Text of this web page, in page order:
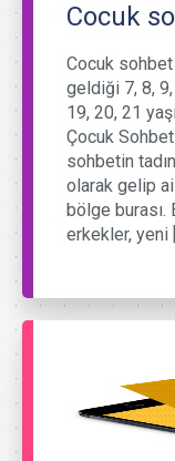
Cocuk
Cocuk sohbet
geldiği 7, 8,
19, 20, 21
Çocuk
sohbetin
olarak gelip
bölge burası.
erkekler, yeni